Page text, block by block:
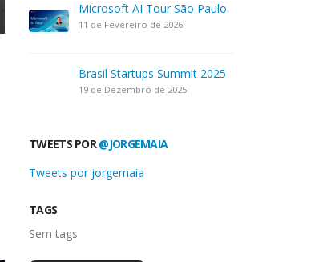
Microsoft AI Tour São Paulo
11 de Fevereiro de 2026
Brasil Startups Summit 2025
19 de Dezembro de 2025
TWEETS POR@JORGEMAIA
Tweets por jorgemaia
TAGS
Sem tags